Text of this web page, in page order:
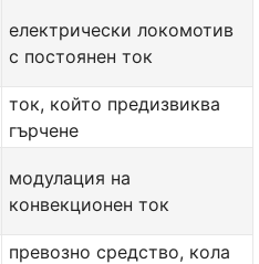
електрически локомотив
с постоянен ток
ток, който предизвиква
гърчене
модулация на
конвекционен ток
превозно средство, кола